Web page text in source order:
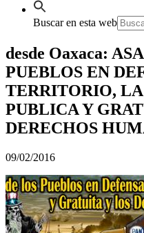
Buscar en esta web
desde Oaxaca:
PUEBLOS EN
TERRITORIO,
PUBLICA Y
DERECHOS
09/02/2016